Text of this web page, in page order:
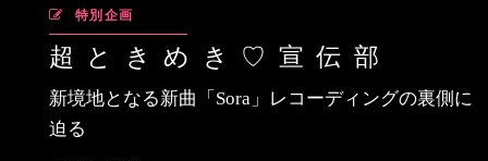
特別企画
超ときめき♡宣伝部
新境地となる新曲「Sora」レコーディングの裏側に
迫る